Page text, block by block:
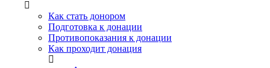
Как стать донором
Подготовка к донации
Противопоказания к донации
Как проходит донация